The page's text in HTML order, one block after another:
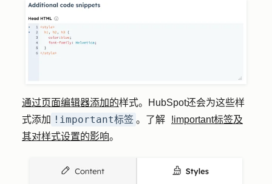
通过页面编辑器添加的样式。HubSpot还会为这些样
式添加 !important标签 。了解
!important标签及
其对样式设置的影响。